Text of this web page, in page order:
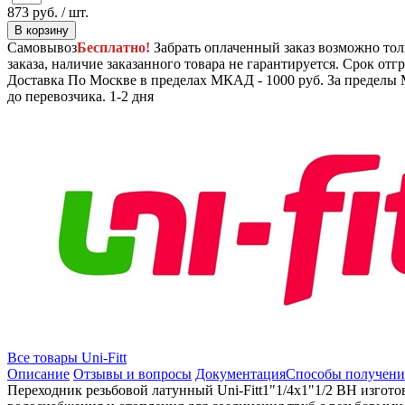
873 руб. / шт.
В корзину
СамовывозБесплатно! Забрать оплаченный заказ возможно
заказа, наличие заказанного товара не гарантируется. Срок
Доставка По Москве в пределах МКАД - 1000 руб. За пределы
до перевозчика. 1-2 дня
Все товары Uni-Fitt
Описание Отзывы и вопросы ДокументацияСпособы
Переходник резьбовой латунный Uni-Fitt1"1/4x1"1/2 ВН